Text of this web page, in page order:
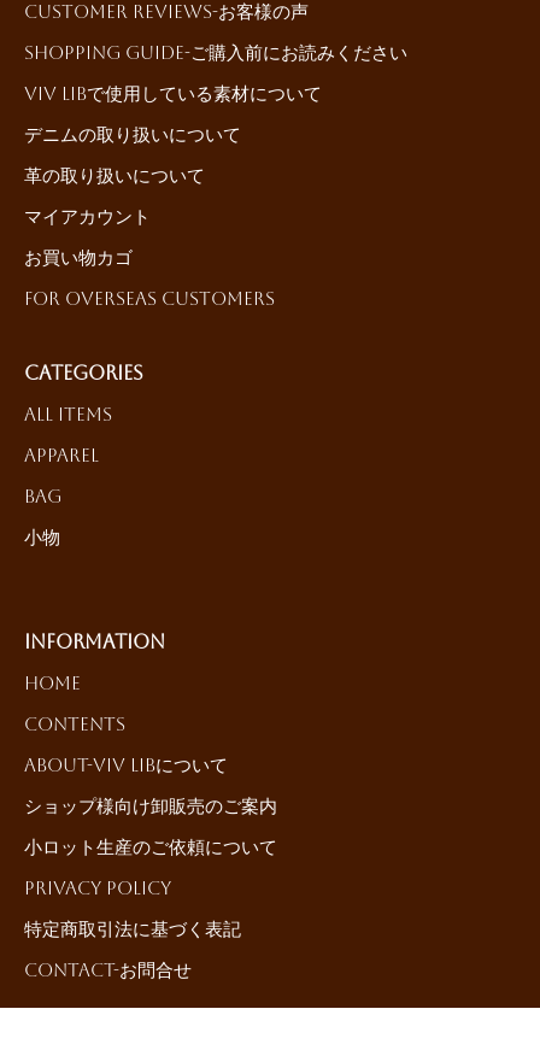
Customer reviews-お客様の声
Shopping Guide-ご購入前にお読みください
ViV LiBで使用している素材について
デニムの取り扱いについて
革の取り扱いについて
マイアカウント
お買い物カゴ
For Overseas Customers
Categories
All Items
Apparel
Bag
小物
Information
HOME
Contents
About-ViV LiBについて
ショップ様向け卸販売のご案内
小ロット生産のご依頼について
Privacy Policy
特定商取引法に基づく表記
Contact-お問合せ